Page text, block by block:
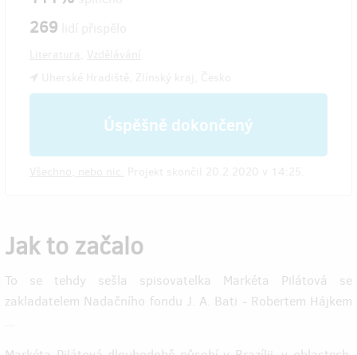
269
Úspěšně dokončený
Jak to začalo
To se tehdy sešla spisovatelka Markéta Pilátová se
zakladatelem Nadačního fondu J. A. Bati - Robertem Hájkem
...